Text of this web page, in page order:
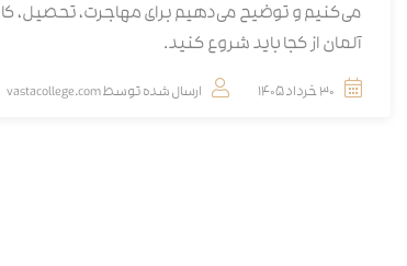
می‌کنیم و توضیح می‌دهیم برای مهاجرت، تحصیل،
آلمان از کجا باید شروع کنید.
ارسال شده توسطvastacollege.com